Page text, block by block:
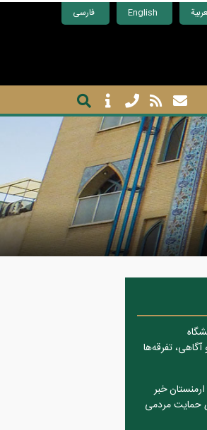
فارسی English
آگاهی، تفرقه‌ها
خبر
۹۰ درصدی حمایت مردمی